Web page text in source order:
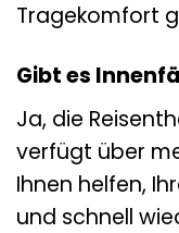
Tragekomfort
Gibt es
Ja, die
verfügt über
Ihnen helfen,
und schnell